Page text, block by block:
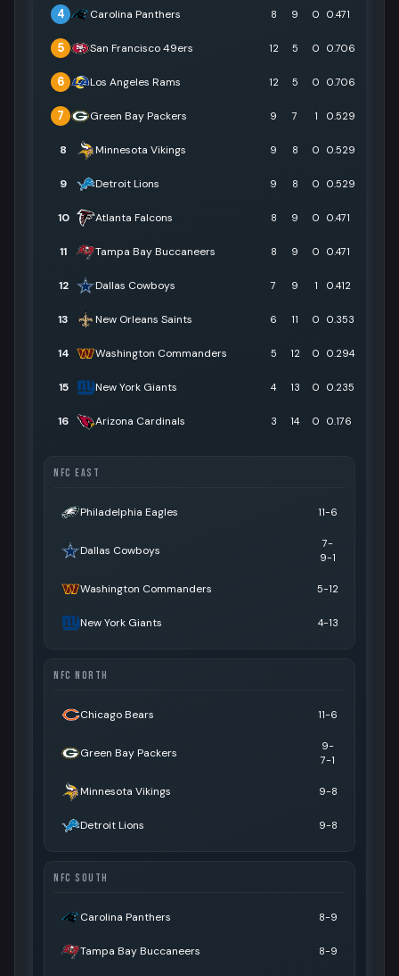
4 Carolina Panthers 8 9 0 0.471
5 San Francisco 49ers 12 5 0 0.706
6 Los Angeles Rams 12 5 0 0.706
7 Green Bay Packers 9 7 1 0.529
8 Minnesota Vikings 9 8 0 0.529
9 Detroit Lions 9 8 0 0.529
10 Atlanta Falcons 8 9 0 0.471
11 Tampa Bay Buccaneers 8 9 0 0.471
12 Dallas Cowboys 7 9 1 0.412
13 New Orleans Saints 6 11 0 0.353
14 Washington Commanders 5 12 0 0.294
15 New York Giants 4 13 0 0.235
16 Arizona Cardinals 3 14 0 0.176
NFC EAST
Philadelphia Eagles 11-6
Dallas Cowboys
7-
9-1
Washington Commanders 5-12
New York Giants 4-13
NFC NORTH
Chicago Bears 11-6
Green Bay Packers
9-
7-1
Minnesota Vikings 9-8
Detroit Lions 9-8
NFC SOUTH
Carolina Panthers 8-9
Tampa Bay Buccaneers 8-9